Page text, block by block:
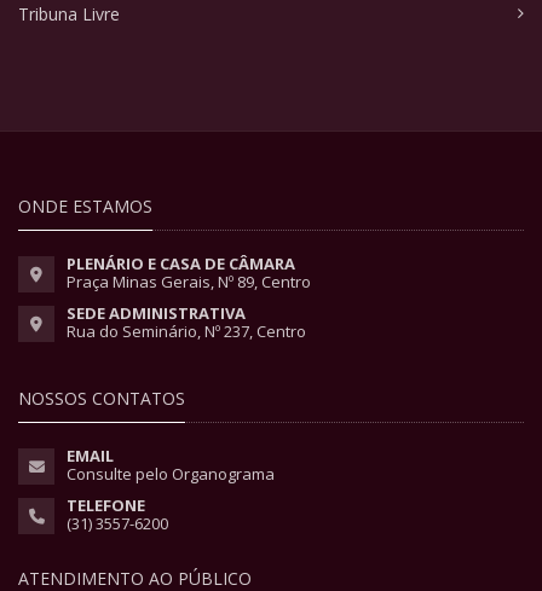
Tribuna Livre
ONDE ESTAMOS
PLENÁRIO E CASA DE CÂMARA
Praça Minas Gerais, Nº 89, Centro
SEDE ADMINISTRATIVA
Rua do Seminário, Nº 237, Centro
NOSSOS CONTATOS
EMAIL
Consulte pelo Organograma
TELEFONE
(31) 3557-6200
ATENDIMENTO AO PÚBLICO